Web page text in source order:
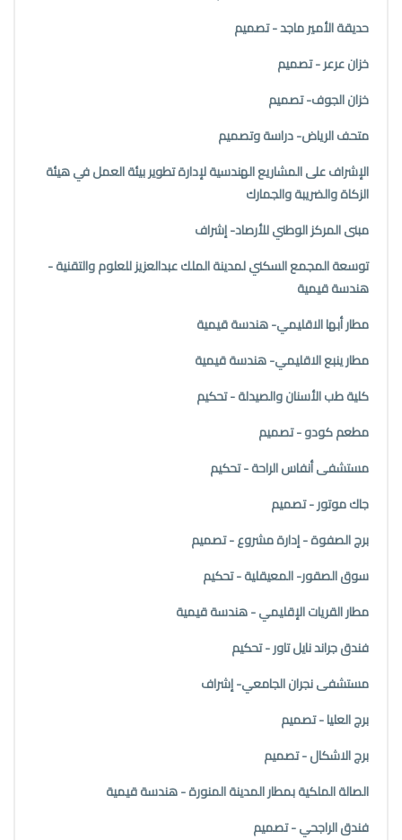
حديقة الأمير ماجد - تصميم
خزان عرعر - تصميم
خزان الجوف- تصميم
متحف الرياض- دراسة وتصميم
الإشراف على المشاريع الهندسية لإدارة تطوير بيئة العمل في هيئة
الزكاة والضريبة والجمارك
مبنى المركز الوطني للأرصاد- إشراف
توسعة المجمع السكني لمدينة الملك عبدالعزيز للعلوم والتقنية -
هندسة قيمية
مطار أبها الاقليمي- هندسة قيمية
مطار ينبع الاقليمي- هندسة قيمية
كلية طب الأسنان والصيدلة - تحكيم
مطعم كودو - تصميم
مستشفى أنفاس الراحة - تحكيم
جاك موتور - تصميم
برج الصفوة - إدارة مشروع - تصميم
سوق الصقور- المعيقلية - تحكيم
مطار القريات الإقليمي - هندسة قيمية
فندق جراند نايل تاور - تحكيم
مستشفى نجران الجامعي- إشراف
برج العليا - تصميم
برج الاشكال - تصميم
الصالة الملكية بمطار المدينة المنورة - هندسة قيمية
فندق الراجحي - تصميم